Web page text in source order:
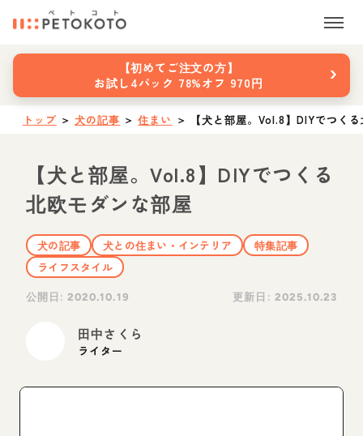
【初めてご注文の方】
お試し4パック 78%オフ 970円
›
トップ ＞ 犬の記事 ＞ 住まい ＞ 【犬と部屋。Vol.8】DIYでつく
【犬と部屋。Vol.8】DIYでつくる
北欧モダンな部屋
犬の記事 犬との住まい・インテリア
特集記事
ライフスタイル
公開日:2020.10.19 更新日: 2025.10.23
田中さくら
ライター